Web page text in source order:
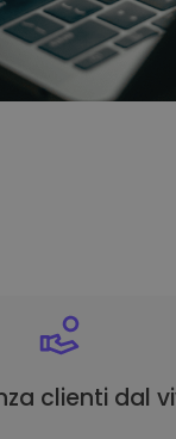
clienti dal